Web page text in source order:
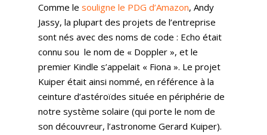
Comme le souligne le PDG d’Amazon, Andy
Jassy, la plupart des projets de l’entreprise
sont nés avec des noms de code : Echo était
connu sou le nom de « Doppler », et le
premier Kindle s’appelait « Fiona ». Le projet
Kuiper était ainsi nommé, en référence à la
ceinture d’astéroïdes située en périphérie de
notre système solaire (qui porte le nom de
son découvreur, l’astronome Gerard Kuiper).